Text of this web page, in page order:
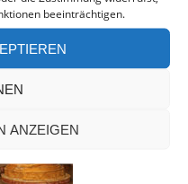
beeinträchtigen.
ANZEIGEN